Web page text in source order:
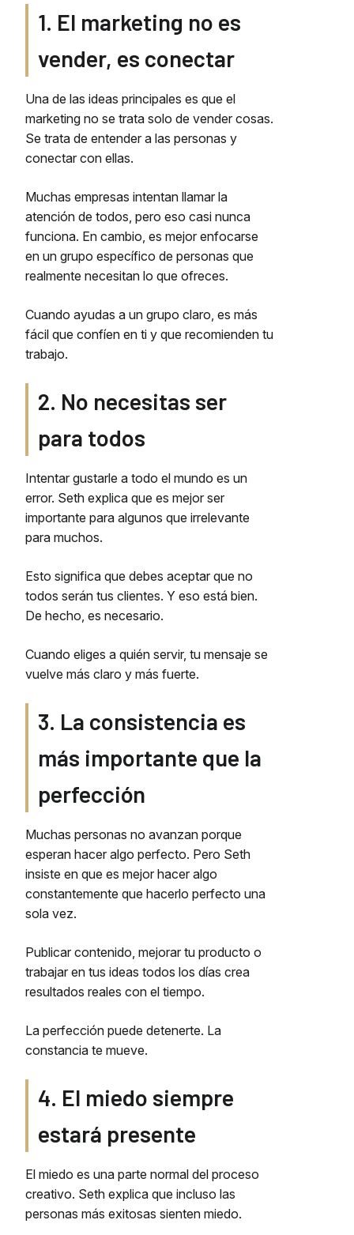
1. El marketing no es
vender, es conectar
Una de las ideas principales es que el
marketing no se trata solo de vender cosas.
Se trata de entender a las personas y
conectar con ellas.
Muchas empresas intentan llamar la
atención de todos, pero eso casi nunca
funciona. En cambio, es mejor enfocarse
en un grupo específico de personas que
realmente necesitan lo que ofreces.
Cuando ayudas a un grupo claro, es más
fácil que confíen en ti y que recomienden tu
trabajo.
2. No necesitas ser
para todos
Intentar gustarle a todo el mundo es un
error. Seth explica que es mejor ser
importante para algunos que irrelevante
para muchos.
Esto significa que debes aceptar que no
todos serán tus clientes. Y eso está bien.
De hecho, es necesario.
Cuando eliges a quién servir, tu mensaje se
vuelve más claro y más fuerte.
3. La consistencia es
más importante que la
perfección
Muchas personas no avanzan porque
esperan hacer algo perfecto. Pero Seth
insiste en que es mejor hacer algo
constantemente que hacerlo perfecto una
sola vez.
Publicar contenido, mejorar tu producto o
trabajar en tus ideas todos los días crea
resultados reales con el tiempo.
La perfección puede detenerte. La
constancia te mueve.
4. El miedo siempre
estará presente
El miedo es una parte normal del proceso
creativo. Seth explica que incluso las
personas más exitosas sienten miedo.